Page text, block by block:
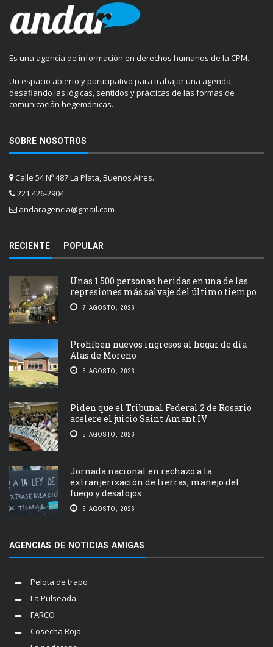
Es una agencia de información en derechos humanos de la CPM.
Un espacio abierto y participativo para trabajar una agenda,
desafiando las lógicas, sentidos y prácticas de las formas de
comunicación hegemónicas.
SOBRE NOSOTROS
Calle 54 Nº 487 La Plata, Buenos Aires.
221 426-2904
andaragencia@gmail.com
RECIENTE POPULAR
Unas 1.500 personas heridas en una de las
represiones más salvaje del último tiempo
7 AGOSTO, 2026
Prohíben nuevos ingresos al hogar de día
Alas de Moreno
5 AGOSTO, 2026
Piden que el Tribunal Federal 2 de Rosario
acelere el juicio Saint Amant IV
5 AGOSTO, 2026
Jornada nacional en rechazo a la
extranjerización de tierras, manejo del
fuego y desalojos
5 AGOSTO, 2026
AGENCIAS DE NOTICIAS AMIGAS
Pelota de trapo
La Pulseada
FARCO
Cosecha Roja